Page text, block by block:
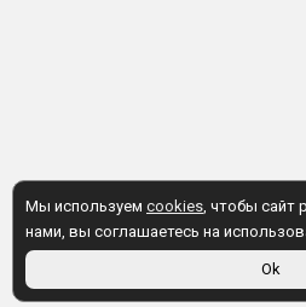
Мы используем cookies, чтобы сайт
нами, вы соглашаетесь на
Ok